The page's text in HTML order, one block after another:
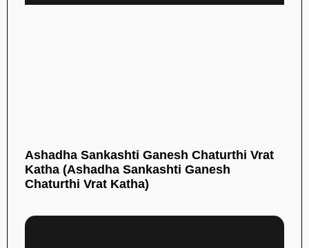
Ashadha Sankashti Ganesh Chaturthi Vrat
Katha (Ashadha Sankashti Ganesh
Chaturthi Vrat Katha)